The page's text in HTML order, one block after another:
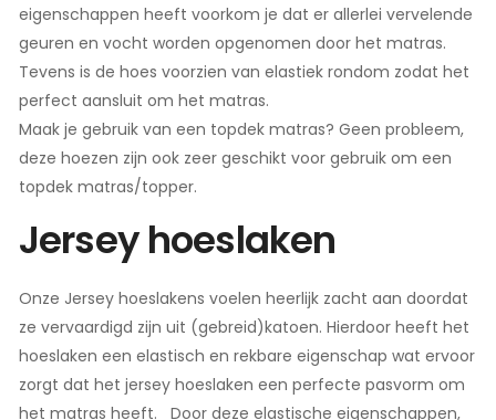
eigenschappen heeft voorkom je dat er allerlei vervelende
geuren en vocht worden opgenomen door het matras.
Tevens is de hoes voorzien van elastiek rondom zodat het
perfect aansluit om het matras.
Maak je gebruik van een topdek matras? Geen probleem,
deze hoezen zijn ook zeer geschikt voor gebruik om een
topdek matras/topper.
Jersey hoeslaken
Onze Jersey hoeslakens voelen heerlijk zacht aan doordat
ze vervaardigd zijn uit (gebreid)katoen. Hierdoor heeft het
hoeslaken een elastisch en rekbare eigenschap wat ervoor
zorgt dat het jersey hoeslaken een perfecte pasvorm om
het matras heeft. Door deze elastische eigenschappen,